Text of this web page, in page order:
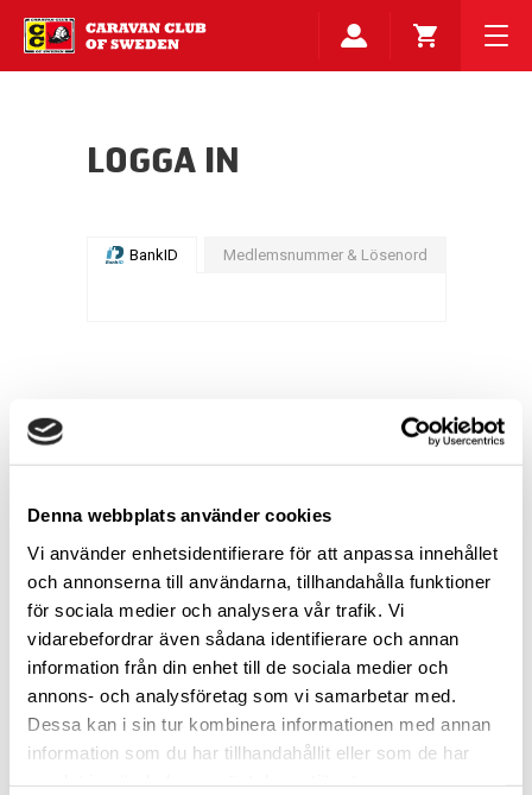
Denna webbplats använder cookies
Vi använder enhetsidentifierare för att anpassa innehållet
och annonserna till användarna, tillhandahålla funktioner
för sociala medier och analysera vår trafik. Vi
vidarebefordrar även sådana identifierare och annan
information från din enhet till de sociala medier och
annons- och analysföretag som vi samarbetar med.
Dessa kan i sin tur kombinera informationen med annan
information som du har tillhandahållit eller som de har
LOGGA IN
BankID Medlemsnummer & Lösenord
För dig som är blivande ny medlemTa del av alla förmåner.
Bli medlem idag.